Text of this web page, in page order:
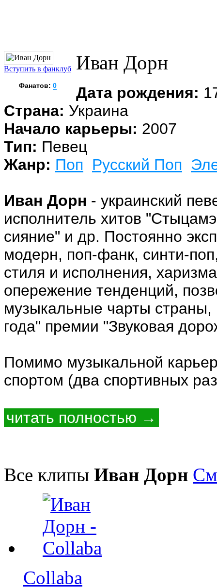
Вступить в фанклуб
Фанатов: 0
Иван Дорн
Дата рождения:
Страна: Украина
Начало карьеры: 2007
Тип: Певец
Жанр: Поп Русский Поп
Иван Дорн - украинский
исполнитель хитов
сияние" и др. Постоянно
модерн, поп-фанк, синти-
стиля и исполнения,
опережение тенденций,
музыкальные чарты
года" премии "Звуковая
Помимо музыкальной
спортом (два спортивных
читать полностью →
Все клипы Иван Дорн
Collaba